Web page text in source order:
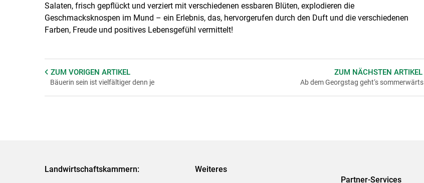
Salaten, frisch gepflückt und verziert mit verschiedenen essbaren Blüten, explodieren die
Geschmacksknospen im Mund – ein Erlebnis, das, hervorgerufen durch den Duft und die verschiedenen
Farben, Freude und positives Lebensgefühl vermittelt!
ZUM VORIGEN ARTIKEL
Bäuerin sein ist vielfältiger denn je
ZUM NÄCHSTENARTIKEL
Ab dem Georgstag geht‘s sommerwärts
Landwirtschaftskammern: Weiteres
Partner-Services